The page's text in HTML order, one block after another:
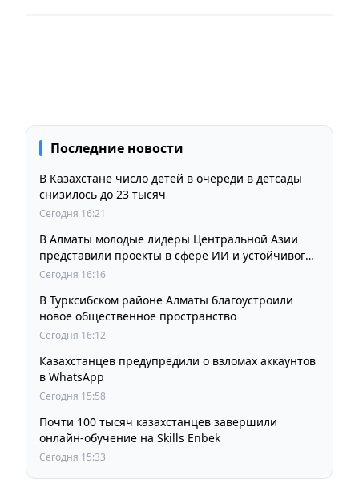
Последние новости
В Казахстане число детей в очереди в детсады
снизилось до 23 тысяч
Сегодня 16:21
В Алматы молодые лидеры Центральной Азии
представили проекты в сфере ИИ и устойчивого
развития
Сегодня 16:16
В Турксибском районе Алматы благоустроили
новое общественное пространство
Сегодня 16:12
Казахстанцев предупредили о взломах аккаунтов
в WhatsApp
Сегодня 15:58
Почти 100 тысяч казахстанцев завершили
онлайн-обучение на Skills Enbek
Сегодня 15:33